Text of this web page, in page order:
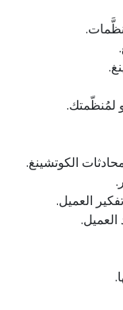
لمُنظّمتك.
الكوتشينغ.
العميل.